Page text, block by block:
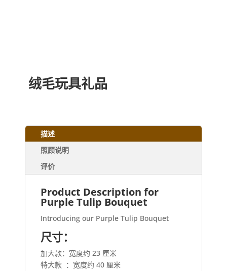
绒毛玩具礼品
描述
照顾说明
评价
Product Description for
Purple Tulip Bouquet
Introducing our Purple Tulip Bouquet
尺寸：
加大款：宽度约 23 厘米
特大款 ：宽度约 40 厘米